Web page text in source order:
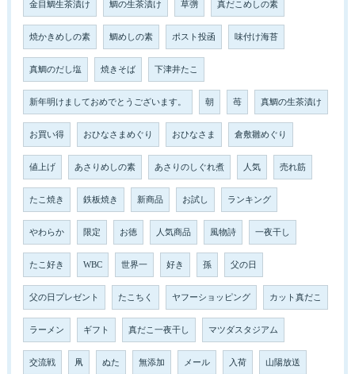
金目鯛生茶漬け 鯛の生茶漬け 草彅 真だこめしの素
焼かきめしの素 鯛めしの素 ポスト投函 味付け海苔
真鯛のだし塩 焼きそば 下津井たこ
新年明けましておめでとうございます。 朝 苺 真鯛の生茶漬け
お買い得 おひなさまめぐり おひなさま 倉敷雛めぐり
値上げ あさりめしの素 あさりのしぐれ煮 人気 売れ筋
たこ焼き 鉄板焼き 新商品 お試し ランキング
やわらか 限定 お徳 人気商品 風物詩 一夜干し
たこ好き WBC 世界一 好き 孫 父の日
父の日プレゼント たこちく ヤフーショッピング カット真だこ
ラーメン ギフト 真だこ一夜干し マツダスタジアム
交流戦 凧 ぬた 無添加 メール 入荷 山陽放送